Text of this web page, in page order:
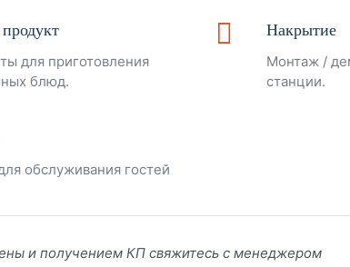
для приготовления
блюд.
Накрытие
Монтаж /
станции.
обслуживания гостей
и получением КП свяжитесь с менеджером